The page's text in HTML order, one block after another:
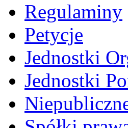
Regulaminy
Petycje
Jednostki
Jednostki